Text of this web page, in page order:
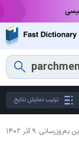
ترتیب نمایش نتایج
به‌روزرسانی: ۹ آذر ۱۴۰۲